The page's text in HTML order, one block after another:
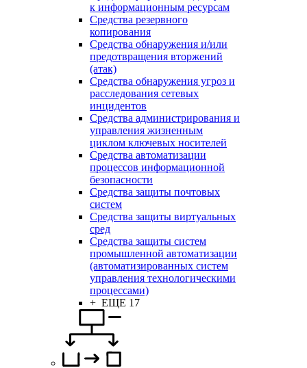
к информационным ресурсам
Средства резервного
копирования
Средства обнаружения и/или
предотвращения вторжений
(атак)
Средства обнаружения угроз и
расследования сетевых
инцидентов
Средства администрирования и
управления жизненным
циклом ключевых носителей
Средства автоматизации
процессов информационной
безопасности
Средства защиты почтовых
систем
Средства защиты виртуальных
сред
Средства защиты систем
промышленной автоматизации
(автоматизированных систем
управления технологическими
процессами)
+ ЕЩЕ 17